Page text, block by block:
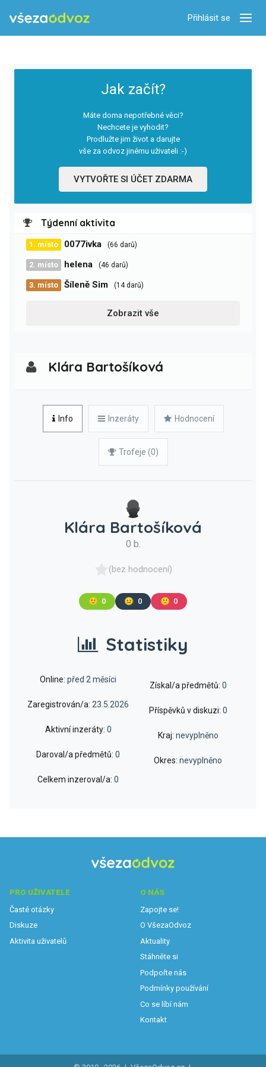
Přihlásit se
Jak začít?
Máte doma nepotřebné věci?
Nechcete je vyhodit?
Prodlužte jim život a darujte
vše za odvoz jinému uživateli :-)
VYTVOŘTE SI ÚČET ZDARMA
Týdenní aktivita
1. místo 0077ivka (66 darů)
2. místo helena (46 darů)
3. místo Šíleně Sim (14 darů)
Zobrazit vše
Klára Bartošíková
Info Inzeráty Hodnocení
Trofeje (0)
Klára Bartošíková
0 b.
(bez hodnocení)
🙂 0 😐 0 🙁 0
Statistiky
Online: před 2 měsíci
Zaregistrován/a: 23.5.2026
Aktivní inzeráty: 0
Daroval/a předmětů: 0
Celkem inzeroval/a: 0
Získal/a předmětů: 0
Příspěvků v diskuzi: 0
Kraj: nevyplněno
Okres: nevyplněno
PRO UŽIVATELE
Časté otázky
Diskuze
Aktivita uživatelů
O NÁS
Zapojte se!
O VšezaOdvoz
Aktuality
Stáhněte si
Podpořte nás
Podmínky používání
Co se líbí nám
Kontakt